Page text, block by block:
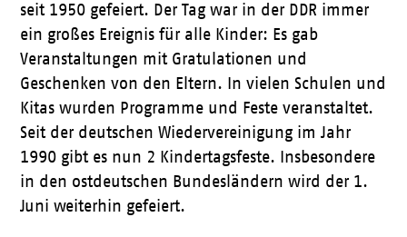
seit 1950 gefeiert. Der Tag war in der DDR immer
ein großes Ereignis für alle Kinder: Es gab
Veranstaltungen mit Gratulationen und
Geschenken von den Eltern. In vielen Schulen und
Kitas wurden Programme und Feste veranstaltet.
Seit der deutschen Wiedervereinigung im Jahr
1990 gibt es nun 2 Kindertagsfeste. Insbesondere
in den ostdeutschen Bundesländern wird der 1.
Juni weiterhin gefeiert.